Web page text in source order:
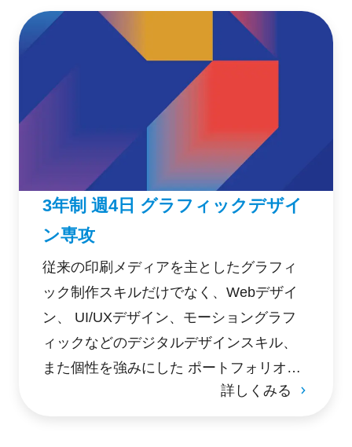
3年制 週4日 グラフィックデザイ
ン専攻
従来の印刷メディアを主としたグラフィ
ック制作スキルだけでなく、Webデザイ
ン、 UI/UXデザイン、モーショングラフ
ィックなどのデジタルデザインスキル、
また個性を強みにした ポートフォリオを
武器に大手デザイン会社への就職にも対
詳しくみる